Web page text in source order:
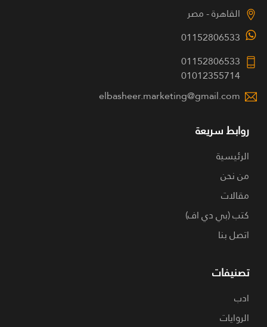
القاهرة - مصر
01152806533
01152806533
01012355714
elbasheer.marketing@gmail.com
روابط سريعة
الرئيسية
من نحن
مقالات
كتب (بي دي اف)
اتصل بنا
تصنيفات
ادب
الروايات